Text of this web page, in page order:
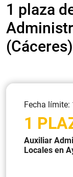
1 plaza
(Cáceres)
Fecha
1
Auxiliar
Locales en